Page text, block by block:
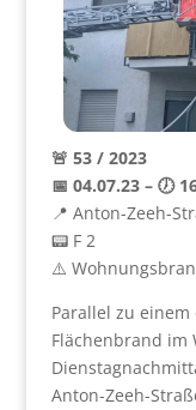
🚨 53 / 2023
📅 04.07.23 – 🕖
📍 Anton-Zeeh-
📟 F 2
⚠️
Parallel zu
Flächenbrand im
Anton-Zeeh-